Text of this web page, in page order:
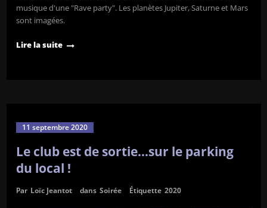
musique d'une "Rave party". Les planètes Jupiter, Saturne et Mars
sont imagées.
Lire la suite
11 septembre 2020
Le club est de sortie…sur le parking
du local !
Par Loïc Jeantot dans Soirée Étiquette 2020